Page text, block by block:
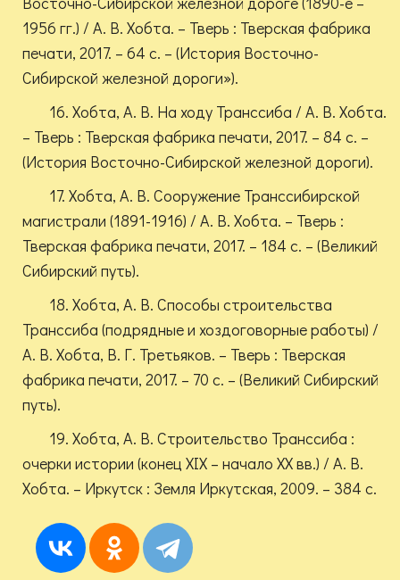
1956 гг.) / А. В. Хобта. – Тверь : Тверская фабрика
печати, 2017. – 64 с. – (История Восточно-
Сибирской железной дороги»).
16. Хобта, А. В. На ходу Транссиба / А. В. Хобта.
– Тверь : Тверская фабрика печати, 2017. – 84 с. –
(История Восточно-Сибирской железной дороги).
17. Хобта, А. В. Сооружение Транссибирской
магистрали (1891-1916) / А. В. Хобта. – Тверь :
Тверская фабрика печати, 2017. – 184 с. – (Великий
Сибирский путь).
18. Хобта, А. В. Способы строительства
Транссиба (подрядные и хоздоговорные работы) /
А. В. Хобта, В. Г. Третьяков. – Тверь : Тверская
фабрика печати, 2017. – 70 с. – (Великий Сибирский
путь).
19. Хобта, А. В. Строительство Транссиба :
очерки истории (конец XIX – начало XX вв.) / А. В.
Хобта. – Иркутск : Земля Иркутская, 2009. – 384 с.